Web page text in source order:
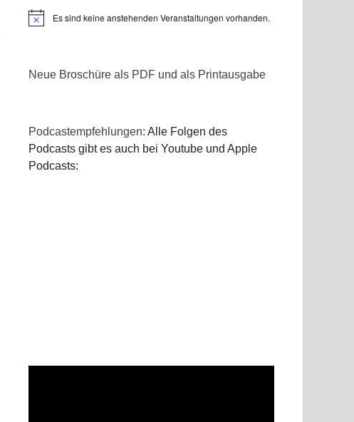
HinweisEs sind keine anstehenden Veranstaltungen vorhanden.
Neue Broschüre als PDF und als Printausgabe
Podcastempfehlungen:Alle Folgen des
Podcasts gibt es auch bei Youtube und Apple
Podcasts: